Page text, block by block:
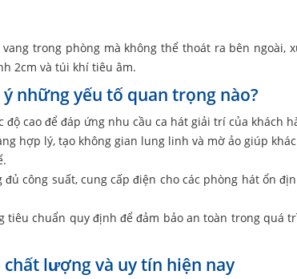
trong phòng mà không thể thoát ra bên ngoài,
2cm và túi khí tiêu âm.
những yếu tố quan trọng nào?
cao để đáp ứng nhu cầu ca hát giải trí của khách
hợp lý, tạo không gian lung linh và mờ ảo giúp
công suất, cung cấp điện cho các phòng hát ổn
chuẩn quy định để đảm bảo an toàn trong quá
lượng và uy tín hiện nay